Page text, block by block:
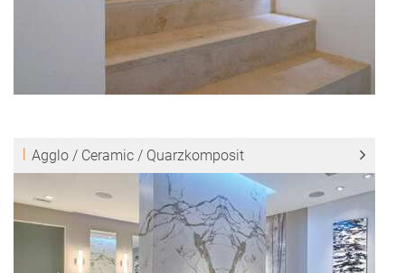
Agglo / Ceramic / Quarzkomposit